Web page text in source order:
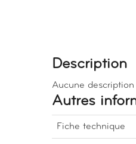
Description
Aucune
Autres
Fiche technique